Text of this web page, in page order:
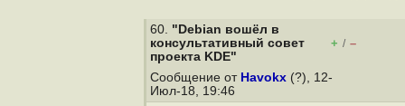
60. "Debian вошёл в
консультативный cовет
проекта KDE"
+ / –
Сообщение от Havokx (?), 12-
Июл-18, 19:46